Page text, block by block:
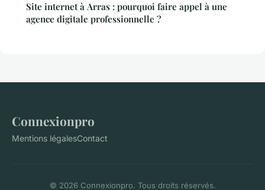
Site internet à Arras : pourquoi faire appel à une
agence digitale professionnelle ?
Connexionpro
Mentions légalesContact
© 2026 Connexionpro. Tous droits réservés.